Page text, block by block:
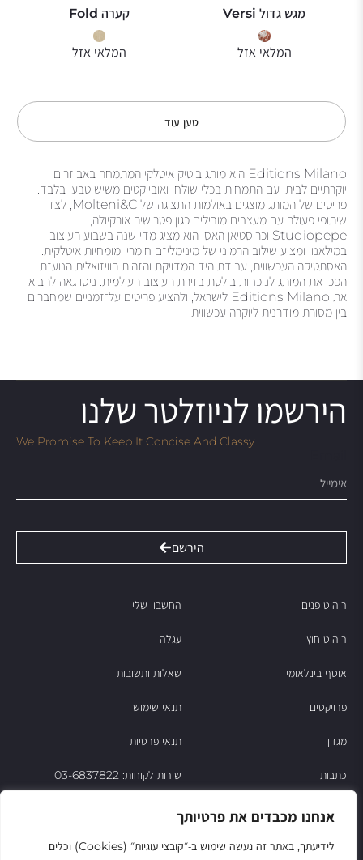
אנחנו מכבדים את פרטיותך
לידיעתך, באתר זה נעשה שימוש ב‑״קובצי עוגיות״ (Cookies) וכלים
מגש גדול Versi
המלאי אזל
קערה Fold
המלאי אזל
טען עוד
Editions Milano הוא מותג בוטיק איטלקי המתמחה באביזרים
יוקרתיים לבית, עם התמחות בכלי שולחן ואובייקטים משיש טבעי בלבד.
פריטים של המותג מוצגים באולמות התצוגה של Molteni&C, לצד
שיתופי פעולה עם מעצבים מובילים כגון פטרישיה אורקיולה,
Studiopepe וכריסטיאן האס. הוא מציג מדי שנה בשבוע העיצוב
במילאנו, ומציע שילוב הרמוני של מינימליזם חומרי ומומחיות איטלקית.
האסתטיקה העכשווית, עבודת היד המדויקת והזהות הוויזואלית הנועזת
הפכו את המותג לנוכחות בולטת בזירת העיצוב העולמית. ניסו גאה להביא
את Editions Milano לישראל, ולהציע פריטים על־זמניים שמחברים
בין מסורת מודרנית ליוקרה עכשווית.
הירשמו לניוזלטר שלנו
We Promise To Keep It Concise And Classy
הירשם
ריהוט פנים
ריהוט חוץ
אוסף בינלאומי
פרויקטים
מגזין
כתבות
צור קשר
החשבון שלי
עגלה
שאלות ותשובות
תנאי שימוש
תנאי פרטיות
שירות לקוחות: 03-6837822